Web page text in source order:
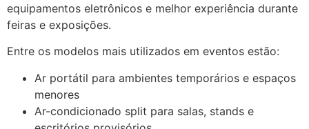
equipamentos eletrônicos e melhor experiência durante
feiras e exposições.
Entre os modelos mais utilizados em eventos estão:
Ar portátil para ambientes temporários e espaços
menores
Ar-condicionado split para salas, stands e